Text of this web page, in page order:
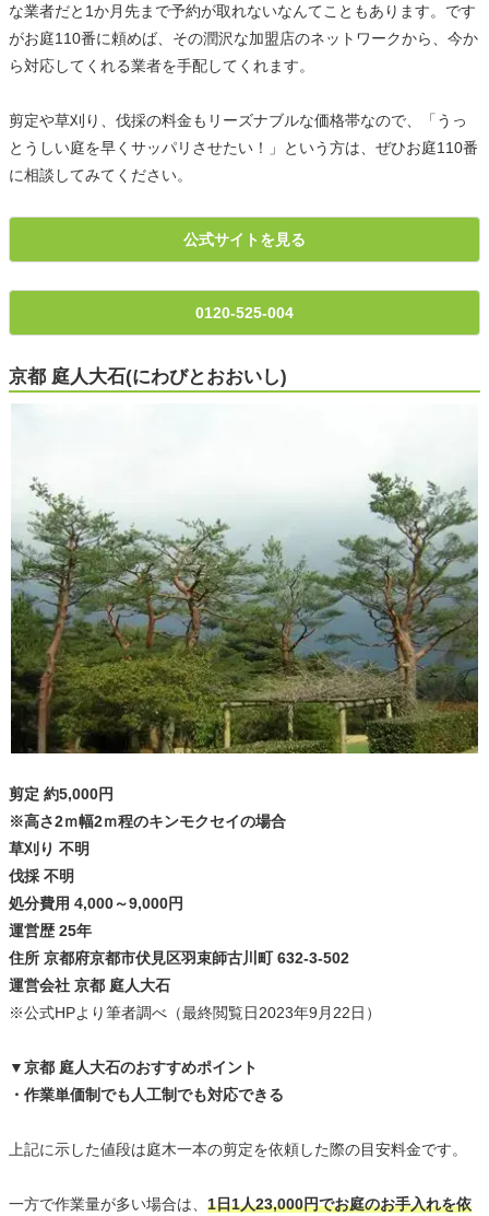
な業者だと1か月先まで予約が取れないなんてこともあります。です
がお庭110番に頼めば、その潤沢な加盟店のネットワークから、今か
ら対応してくれる業者を手配してくれます。
剪定や草刈り、伐採の料金もリーズナブルな価格帯なので、「うっ
とうしい庭を早くサッパリさせたい！」という方は、ぜひお庭110番
に相談してみてください。
公式サイトを見る
0120-525-004
京都 庭人大石(にわびとおおいし)
剪定 約5,000円
※高さ2ｍ幅2ｍ程のキンモクセイの場合
草刈り 不明
伐採 不明
処分費用 4,000～9,000円
運営歴 25年
住所 京都府京都市伏見区羽束師古川町 632-3-502
運営会社 京都 庭人大石
※公式HPより筆者調べ（最終閲覧日2023年9月22日）
▼京都 庭人大石のおすすめポイント
・作業単価制でも人工制でも対応できる
上記に示した値段は庭木一本の剪定を依頼した際の目安料金です。
一方で作業量が多い場合は、 1日1人23,000円でお庭のお手入れを依